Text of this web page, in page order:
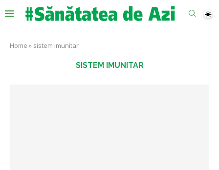
Home » sistem imunitar
SISTEM IMUNITAR